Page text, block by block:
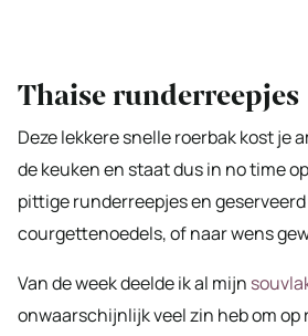
Thaise runderreepjes
Deze lekkere snelle roerbak kost je
de keuken en staat dus in no time
pittige runderreepjes en
courgettenoedels, of naar wens
Van de week deelde ik al mijn
onwaarschijnlijk veel zin heb om op